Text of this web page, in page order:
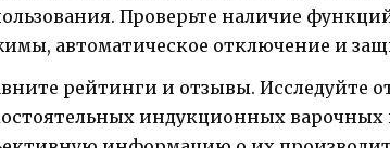
Проверьте наличие
автоматическое отключение и
рейтинги и отзывы. Исследуйте
индукционных варочных